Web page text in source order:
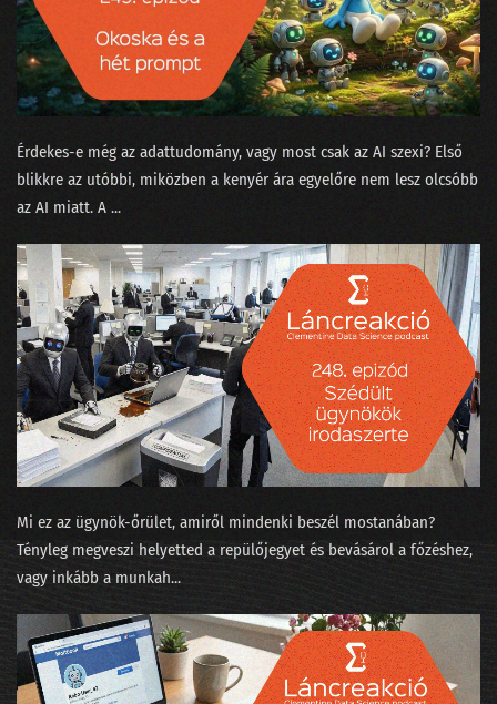
072 - Gloria in Excel
071 - Ada Lovelace, az első programozó nő
069 - Mekkora az adatértés minimuma?
068 - Gépi tanulás a kiállítóteremben
067 - Mókusvakítás-e a hiperperszonalizáció?
066 - A Nagy Gravity-exit
065 - MNB Fintech jelentés
064 - A maciddal beszélgetsz inkább, vagy LaMDÁ-val?
063 - A nagy cicabűnöző, mint általános MI
062 - Halott színészek hamis videókban
061 - Az AI hőse és egy robot fényképezőgép nélkül
060 - Felesleges AI és a hasznos szuperappok
059 - Yang Győző: nyelvi modellek
058 - Élőzés a dataSTREAM 2022 konferencián
Érdekes-e még az adattudomány, vagy most csak az AI szexi? Első
blikkre az utóbbi, miközben a kenyér ára egyelőre nem lesz olcsóbb
az AI miatt. A ...
Mi ez az ügynök-őrület, amiről mindenki beszél mostanában?
Tényleg megveszi helyetted a repülőjegyet és bevásárol a főzéshez,
vagy inkább a munkah...